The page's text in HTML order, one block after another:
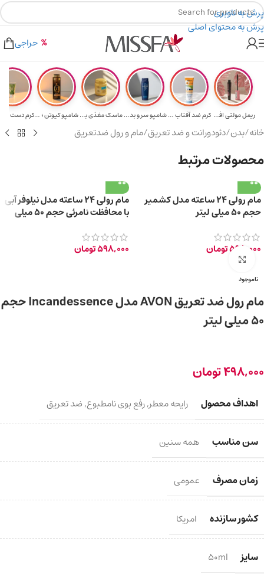
پرش به ناوبری
پرش به محتوای اصلی
۲٪ تخفیف روی سبد خرید برای روش کارت به کارت
هدیه برای خرید های بالای ۵ میلیون تومن
حراجی
ریمل مولتی افکت... کرم ضد آفتاب حا... شامپو سر و بدن ... ماسک مغذی بلیتا... شامپو کیوتن ؛ م...
خانه/بدن/دئودورانت و ضد تعریق/مام و رول ضدتعریق
محصولات مرتبط
مام رولی 24 ساعته مدل کشمیر
حجم 50 میلی لیتر
598,000تومان
مام رولی 24 ساعته مدل نیلوفر آبی
با محافظت نامرئی حجم 50 میلی
598,000تومان
ناموجود
برای بزرگ‌نمایی کلیک کنید
مام رول ضد تعریق AVON مدل Incandessence حجم
50 میلی لیتر
498,000تومان
اهداف محصول رایحه معطر,رفع بوی نامطبوع,ضد تعریق
سن مناسب همه سنین
زمان مصرف عمومی
کشور سازنده امریکا
سایز 50ml